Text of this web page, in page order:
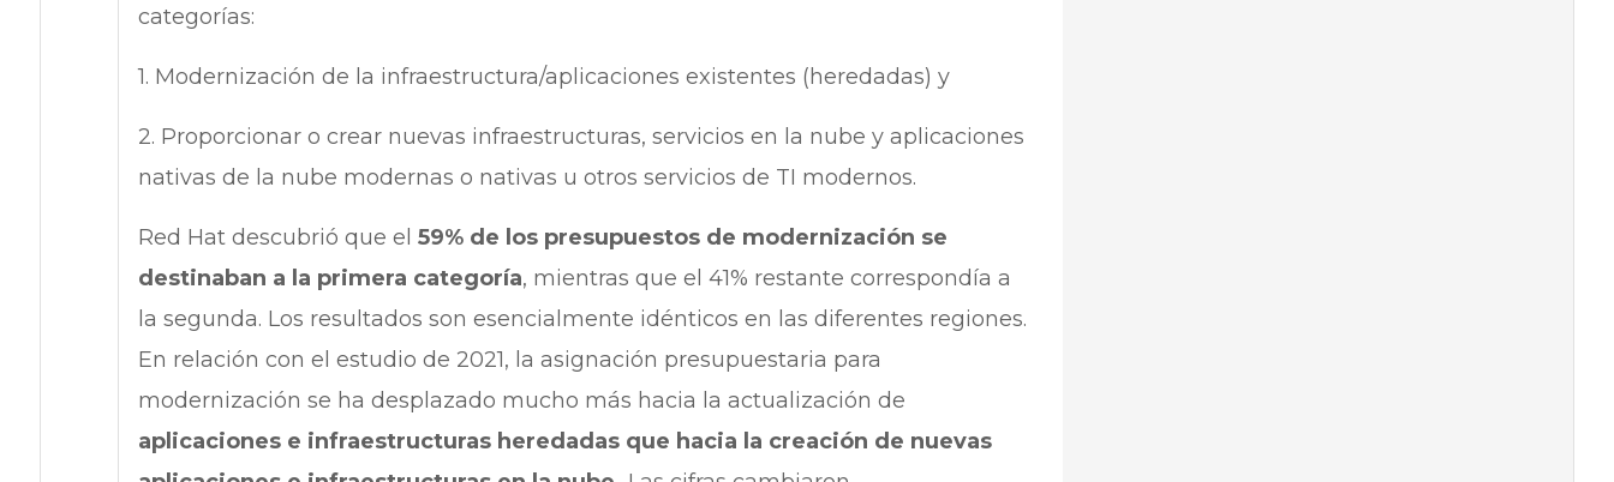
categorías:
1. Modernización de la infraestructura/aplicaciones existentes (heredadas) y
2. Proporcionar o crear nuevas infraestructuras, servicios en la nube y aplicaciones
nativas de la nube modernas o nativas u otros servicios de TI modernos.
Red Hat descubrió que el 59% de los presupuestos de modernización se
destinaban a la primera categoría, mientras que el 41% restante correspondía a
la segunda. Los resultados son esencialmente idénticos en las diferentes regiones.
En relación con el estudio de 2021, la asignación presupuestaria para
modernización se ha desplazado mucho más hacia la actualización de
aplicaciones e infraestructuras heredadas que hacia la creación de nuevas